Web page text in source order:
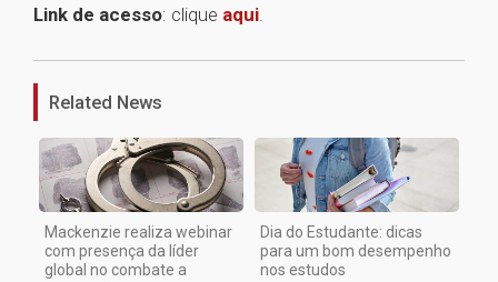
Link de acesso: clique aqui.
1
Related News
Mackenzie realiza webinar
com presença da líder
global no combate a
Dia do Estudante: dicas
para um bom desempenho
nos estudos